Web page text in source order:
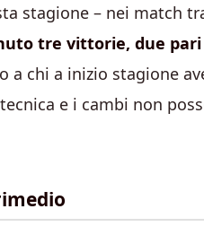
stagione – nei match
tre vittorie, due
chi a inizio stagione
e i cambi non